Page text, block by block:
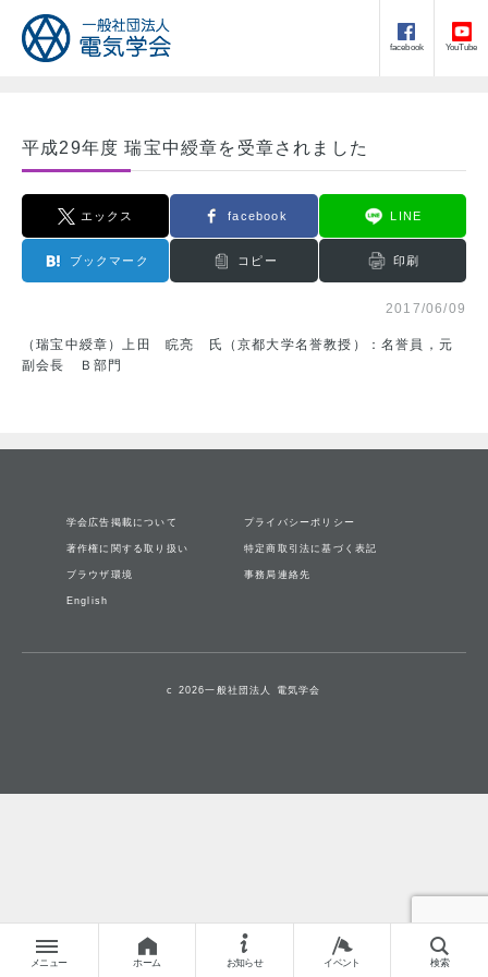
facebook YouTube
メニュー ホーム お知らせ イベント 検索
平成29年度 瑞宝中綬章を受章されました
エックス facebook LINE
ブックマーク コピー 印刷
2017/06/09
（瑞宝中綬章）上田 睆亮 氏（京都大学名誉教授）：名誉員，元
副会長 Ｂ部門
学会広告掲載について プライバシーポリシー
著作権に関する取り扱い 特定商取引法に基づく表記
ブラウザ環境 事務局連絡先
English
c 2026一般社団法人 電気学会